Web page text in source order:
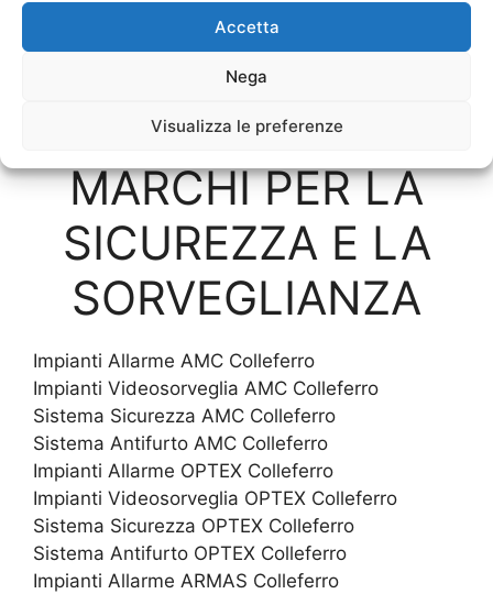
Accetta
Nega
Visualizza le preferenze
Hotel
SOLO I MIGLIORI
MARCHI PER LA
SICUREZZA E LA
SORVEGLIANZA
Impianti Allarme AMC Colleferro
Impianti Videosorveglia AMC Colleferro
Sistema Sicurezza AMC Colleferro
Sistema Antifurto AMC Colleferro
Impianti Allarme OPTEX Colleferro
Impianti Videosorveglia OPTEX Colleferro
Sistema Sicurezza OPTEX Colleferro
Sistema Antifurto OPTEX Colleferro
Impianti Allarme ARMAS Colleferro